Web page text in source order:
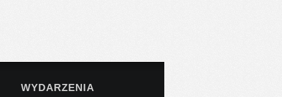
WYDARZENIA